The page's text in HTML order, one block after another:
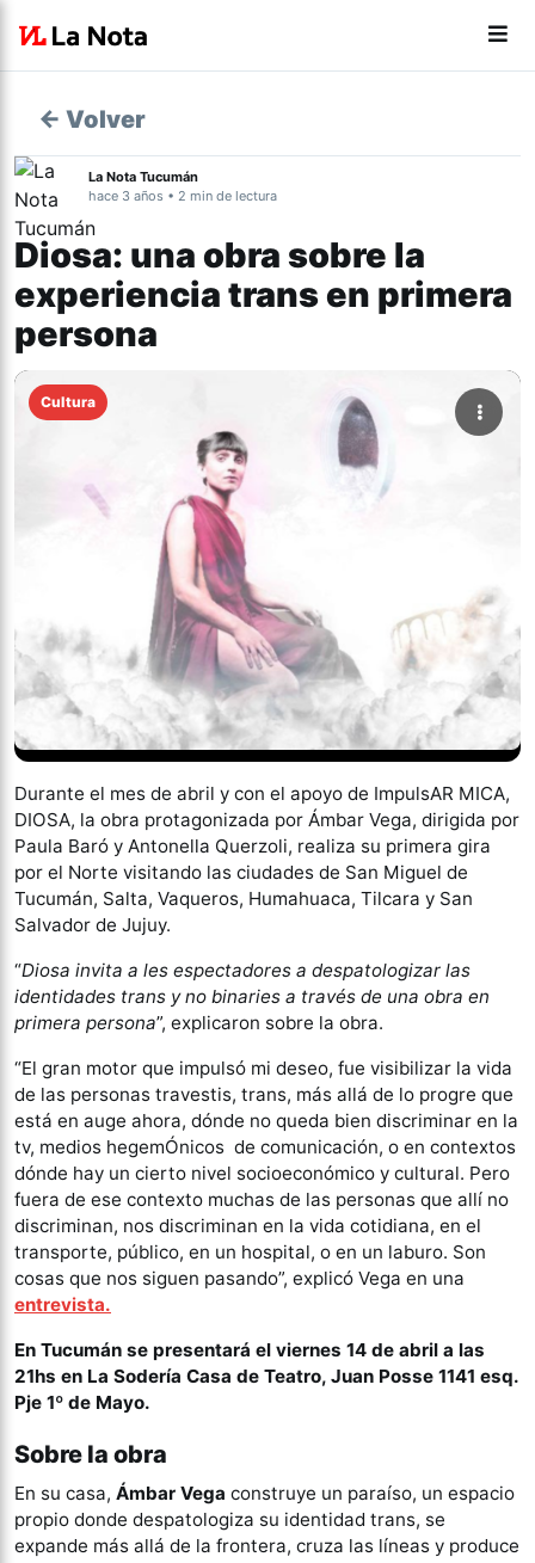
← Volver
La Nota Tucumán
hace 3 años • 2 min de lectura
Diosa: una obra sobre la
experiencia trans en primera
persona
Cultura
Durante el mes de abril y con el apoyo de ImpulsAR MICA,
DIOSA, la obra protagonizada por Ámbar Vega, dirigida por
Paula Baró y Antonella Querzoli, realiza su primera gira
por el Norte visitando las ciudades de San Miguel de
Tucumán, Salta, Vaqueros, Humahuaca, Tilcara y San
Salvador de Jujuy.
“Diosa invita a les espectadores a despatologizar las
identidades trans y no binaries a través de una obra en
primera persona”, explicaron sobre la obra.
“El gran motor que impulsó mi deseo, fue visibilizar la vida
de las personas travestis, trans, más allá de lo progre que
está en auge ahora, dónde no queda bien discriminar en la
tv, medios hegemÓnicos de comunicación, o en contextos
dónde hay un cierto nivel socioeconómico y cultural. Pero
fuera de ese contexto muchas de las personas que allí no
discriminan, nos discriminan en la vida cotidiana, en el
transporte, público, en un hospital, o en un laburo. Son
cosas que nos siguen pasando”, explicó Vega en una
entrevista.
En Tucumán se presentará el viernes 14 de abril a las
21hs en La Sodería Casa de Teatro, Juan Posse 1141 esq.
Pje 1º de Mayo.
Sobre la obra
En su casa, Ámbar Vega construye un paraíso, un espacio
propio donde despatologiza su identidad trans, se
expande más allá de la frontera, cruza las líneas y produce